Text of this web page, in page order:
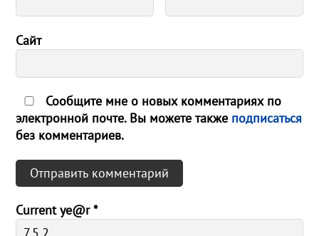
Сайт
Сообщите мне о новых комментариях по
электронной почте. Вы можете также подписаться
без комментариев.
Current ye@r*